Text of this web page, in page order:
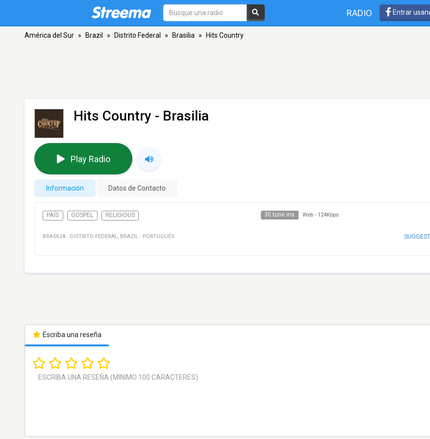
RADIO Entrar
América del Sur » Brazil » Distrito Federal » Brasilia » Hits Country
Hits Country - Brasilia
Play Radio
Información Datos de Contacto
PAÍS GOSPEL RELIGIOUS 30 tune ins Web - 124Kbps
BRASILIA · DISTRITO FEDERAL, BRAZIL · PORTUGUÉS
Escriba una reseña